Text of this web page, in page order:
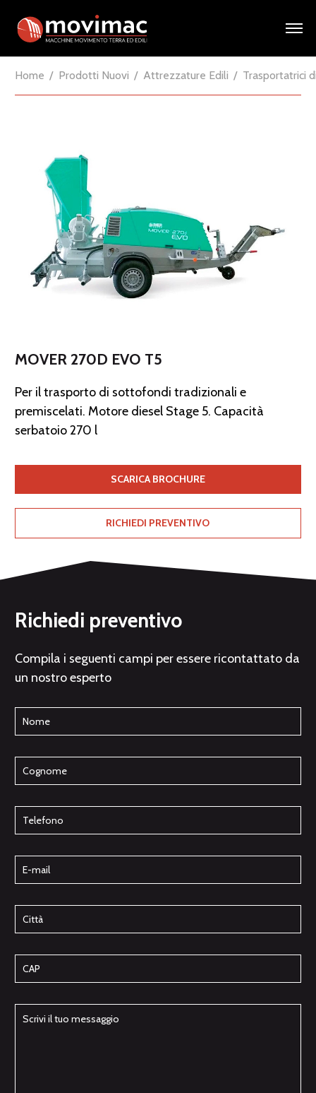
Home Prodotti Nuovi Attrezzature Edili Trasportatrici
MOVER 270D EVO T5
Per il trasporto di sottofondi tradizionali e
premiscelati. Motore diesel Stage 5. Capacità
serbatoio 270 l
SCARICA BROCHURE
RICHIEDI PREVENTIVO
Richiedi preventivo
Compila i seguenti campi per essere ricontattato da
un nostro esperto